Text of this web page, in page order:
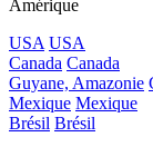
Amérique
USA USA
Canada Canada
Guyane, Amazonie
Mexique Mexique
Brésil Brésil